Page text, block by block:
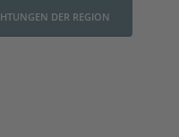
DER REGION